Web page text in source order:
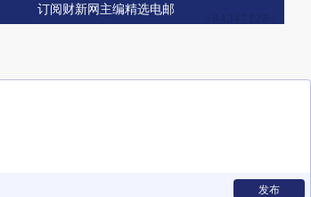
订阅财新网主编精选电邮
发布